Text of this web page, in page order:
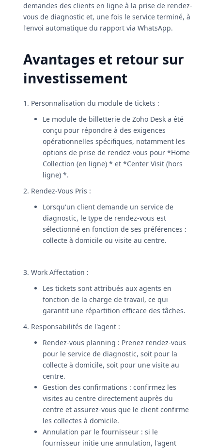
demandes des clients en ligne à la prise de rendez-
vous de diagnostic et, une fois le service terminé, à
l'envoi automatique du rapport via WhatsApp.
Avantages et retour sur
investissement
1. Personnalisation du module de tickets :
Le module de billetterie de Zoho Desk a été
conçu pour répondre à des exigences
opérationnelles spécifiques, notamment les
options de prise de rendez-vous pour *Home
Collection (en ligne) * et *Center Visit (hors
ligne) *.
2. Rendez-Vous Pris :
Lorsqu'un client demande un service de
diagnostic, le type de rendez-vous est
sélectionné en fonction de ses préférences :
collecte à domicile ou visite au centre.
3. Work Affectation :
Les tickets sont attribués aux agents en
fonction de la charge de travail, ce qui
garantit une répartition efficace des tâches.
4. Responsabilités de l'agent :
Rendez-vous planning : Prenez rendez-vous
pour le service de diagnostic, soit pour la
collecte à domicile, soit pour une visite au
centre.
Gestion des confirmations : confirmez les
visites au centre directement auprès du
centre et assurez-vous que le client confirme
les collectes à domicile.
Annulation par le fournisseur : si le
fournisseur initie une annulation, l'agent